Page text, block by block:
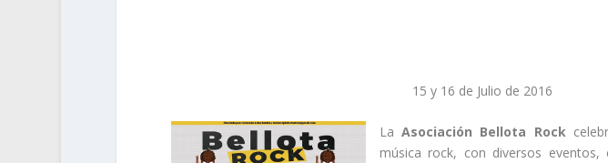
15 y 16 de Julio de 2016
La Asociación Bellota Rock
música rock, con diversos